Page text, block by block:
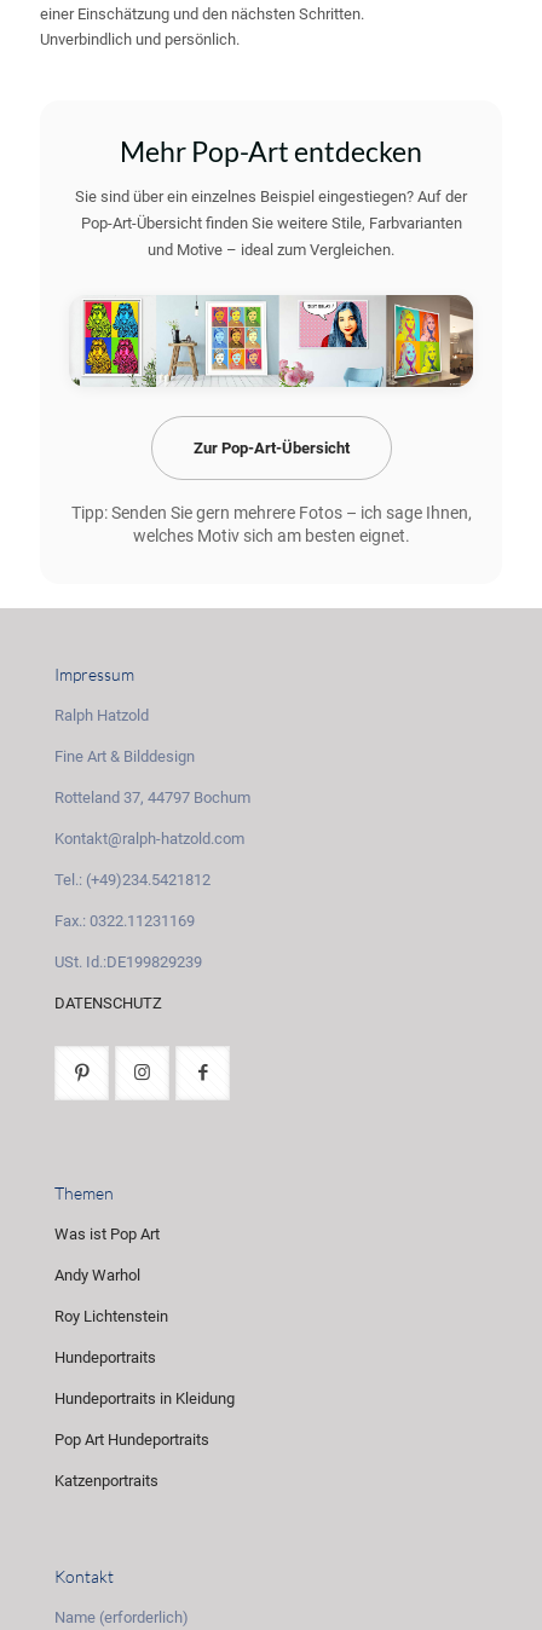
einer Einschätzung und den nächsten Schritten.
Unverbindlich und persönlich.
Mehr Pop-Art entdecken
Sie sind über ein einzelnes Beispiel eingestiegen? Auf der
Pop-Art-Übersicht finden Sie weitere Stile, Farbvarianten
und Motive – ideal zum Vergleichen.
Zur Pop-Art-Übersicht
Tipp: Senden Sie gern mehrere Fotos – ich sage Ihnen,
welches Motiv sich am besten eignet.
Impressum
Ralph Hatzold
Fine Art & Bilddesign
Rotteland 37, 44797 Bochum
Kontakt@ralph-hatzold.com
Tel.: (+49)234.5421812
Fax.: 0322.11231169
USt. Id.:DE199829239
DATENSCHUTZ
Themen
Was ist Pop Art
Andy Warhol
Roy Lichtenstein
Hundeportraits
Hundeportraits in Kleidung
Pop Art Hundeportraits
Katzenportraits
Kontakt
Name (erforderlich)